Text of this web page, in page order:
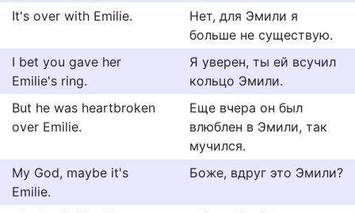
It's over with Emilie.
Нет, для Эмили я
больше не существую.
I bet you gave her
Emilie's ring.
Я уверен, ты ей всучил
кольцо Эмили.
But he was heartbroken
over Emilie.
Еще вчера он был
влюблен в Эмили, так
мучился.
My God, maybe it's
Emilie.
Боже, вдруг это Эмили?